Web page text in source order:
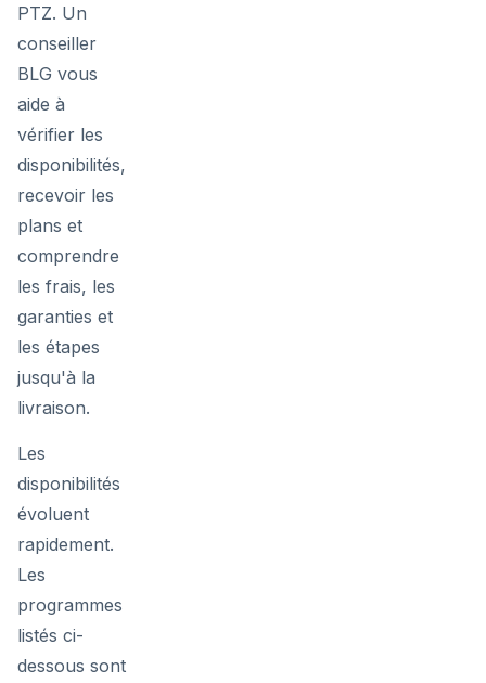
PTZ. Un
conseiller
BLG vous
aide à
vérifier les
disponibilités,
recevoir les
plans et
comprendre
les frais, les
garanties et
les étapes
jusqu'à la
livraison.
Les
disponibilités
évoluent
rapidement.
Les
programmes
listés ci-
dessous sont